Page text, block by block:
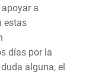
a
estas
días por la
alguna, el